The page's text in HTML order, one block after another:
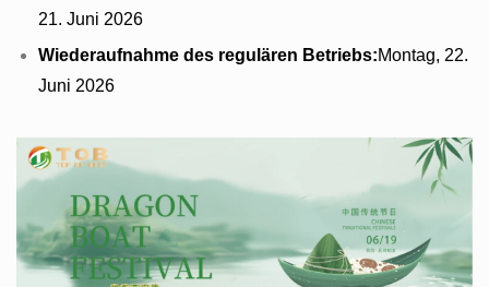
21. Juni 2026
Wiederaufnahme des regulären Betriebs:Montag, 22.
Juni 2026